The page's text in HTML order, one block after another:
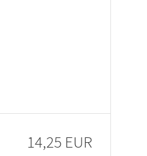
14,25 EUR